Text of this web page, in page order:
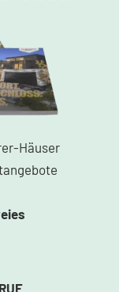
Häuser